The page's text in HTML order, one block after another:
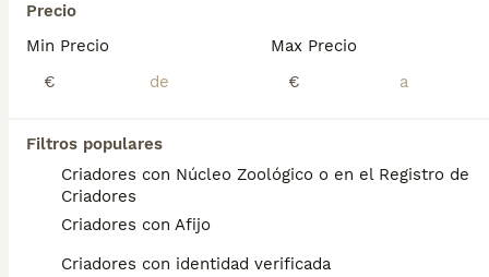
Precio
Min Precio
€
Max Precio
€
Filtros populares
Criadores con Núcleo Zoológico o en el Registro de
Criadores
Criadores con Afijo
Criadores con identidad verificada
Preguntas frecuentes
¿Cuánto cuesta un perro
pastor de Bergamasco?
El coste de adquisición de esta raza puede
variar según factores como el pedigrí, la